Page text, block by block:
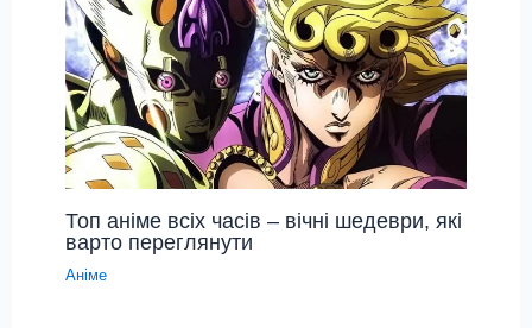
Топ аніме всіх часів – вічні шедеври, які
варто переглянути
Аніме